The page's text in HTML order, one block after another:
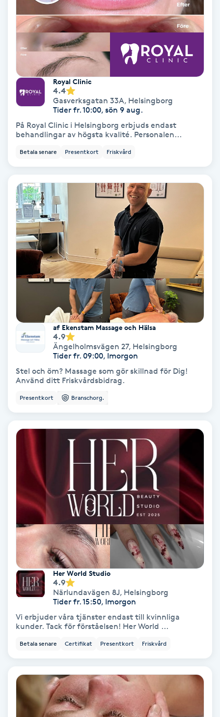
Naglar reparation
Naprapati
Navelpiercing
NBE-massage
Ny frisyr
Olaplexbehandling
Ombre
Ombre brows
Ombre naglar
Ortobionomi
Ortopedi
Osteopati
Paraffinbehandling
Pedikyr
Pensionärklippning
Permanent
Permanent hårborttagning
Permanent ögonbrynsmakeup
Personal shopper
Personlig tränare
Piercing
Pigmentbehandling
Royal Clinic
4.4
Gasverksgatan 33A, Helsingborg
Tider fr. 10:00, sön 9 aug.
På Royal Clinic i Helsingborg erbjuds endast
behandlingar av högsta kvalité. Personalen...
Betala senare Presentkort Friskvård
af Ekenstam Massage och Hälsa
4.9
Ängelholmsvägen 27, Helsingborg
Tider fr. 09:00, Imorgon
Stel och öm? Massage som gör skillnad för Dig!
Använd ditt Friskvårdsbidrag.
Presentkort Branschorg.
Her World Studio
4.9
Närlundavägen 8J, Helsingborg
Tider fr. 15:50, Imorgon
Vi erbjuder våra tjänster endast till kvinnliga
kunder. Tack för förståelsen! Her World ...
Betala senare Certifikat Presentkort Friskvård